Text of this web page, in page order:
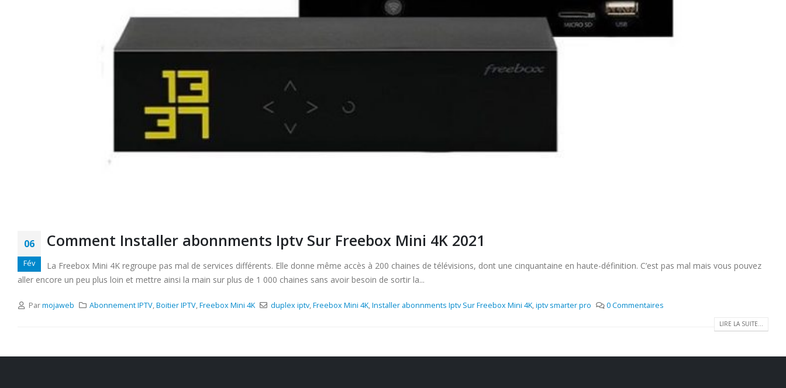
06
Fév
Comment Installer abonnments Iptv Sur Freebox Mini 4K 2021
La Freebox Mini 4K regroupe pas mal de services différents. Elle donne même accès à 200 chaines de télévisions, dont une cinquantaine en haute-définition. C’est pas mal mais vous pouvez
aller encore un peu plus loin et mettre ainsi la main sur plus de 1 000 chaines sans avoir besoin de sortir la...
Parmojaweb Abonnement IPTV,Boitier IPTV,Freebox Mini 4K duplex iptv,Freebox Mini 4K,Installer abonnments Iptv Sur Freebox Mini 4K,iptv smarter pro 0 Commentaires
LIRE LA SUITE...